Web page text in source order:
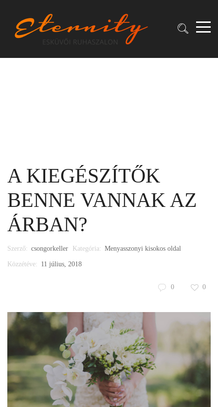
A KIEGÉSZÍTŐK
BENNE VANNAK AZ
ÁRBAN?
Szerző: csongorkeller Kategória: Menyasszonyi kisokos oldal
Közzétéve: 11 július, 2018
0 0